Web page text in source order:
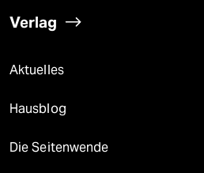
Verlag
Aktuelles
Hausblog
Die Seitenwende